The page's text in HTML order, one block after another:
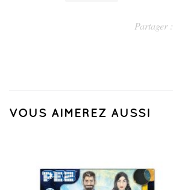
Partager :
VOUS AIMEREZ AUSSI